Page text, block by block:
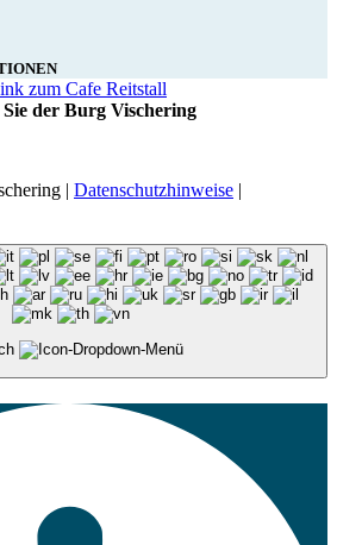
Sie der Burg Vischering
| Datenschutzhinweise |